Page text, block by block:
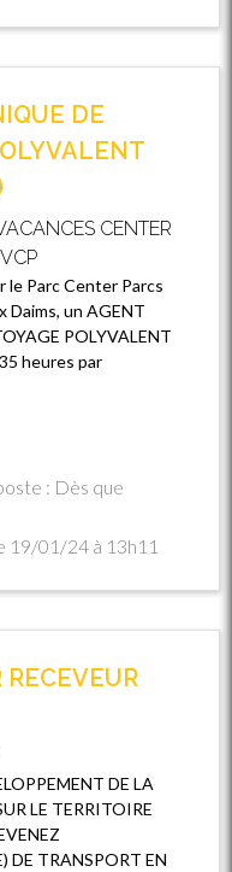
DE
CENTER
le Parc Center Parcs
Daims, un AGENT
POLYVALENT
heures par
: Dès que
19/01/24 à 13h11
DE LA
LE TERRITOIRE
DE TRANSPORT EN